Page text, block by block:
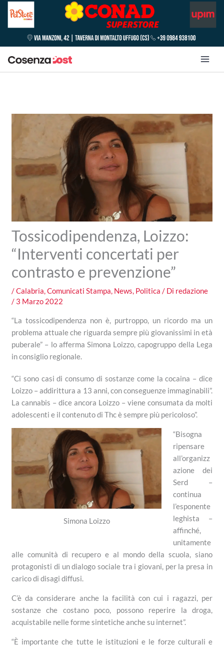
Tossicodipendenza, Loizzo:
“Interventi concertati per
contrasto e prevenzione”
/Calabria,Comunicati Stampa, News, Politica / Di redazione
/ 3 Marzo 2022
“La tossicodipendenza non è, purtroppo, un ricordo ma un
problema attuale che riguarda sempre più giovanissimi in età
puberale” – lo afferma Simona Loizzo, capogruppo della Lega
in consiglio regionale.
“Ci sono casi di consumo di sostanze come la cocaina – dice
Loizzo – addirittura a 13 anni, con conseguenze immaginabili”.
La cannabis – dice ancora Loizzo – viene consumata da molti
adolescenti e il contenuto di Thc è sempre più pericoloso”.
Simona Loizzo
“Bisogna
ripensare
all’organizz
azione dei
Serd –
continua
l’esponente
leghista –
affinché,
unitamente
alle comunità di recupero e al mondo della scuola, siano
protagonisti di un dialogo sociale tra i giovani, per la presa in
carico di disagi diffusi.
C’è da considerare anche la facilità con cui i ragazzi, per
sostanze che costano poco, possono reperire la droga,
acquistabile nelle forme sintetiche anche su internet”.
“È importante che tutte le istituzioni e le forze culturali e